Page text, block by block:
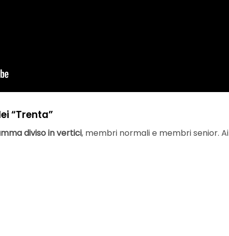
“Trenta”
diviso in vertici, membri normali e membri senior. Ai